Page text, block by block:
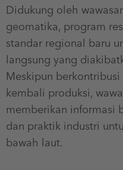
Didukung oleh
geomatika, program
standar regional baru
langsung yang
Meskipun
kembali produksi,
memberikan informasi
dan praktik industri
bawah laut.